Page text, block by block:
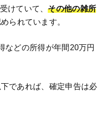
けていて、その他の雑所
られています。
などの所得が年間20万円
であれば、確定申告は必